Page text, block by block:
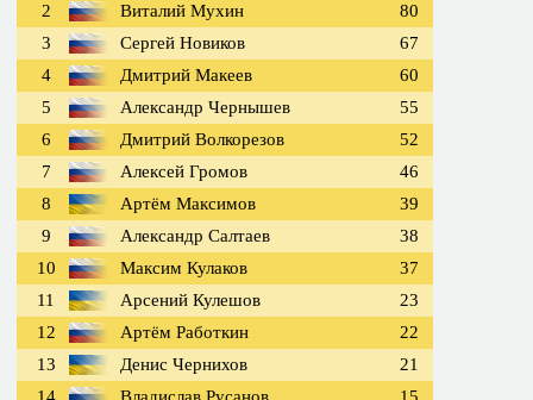
2
Виталий Мухин
80
3
Сергей Новиков
67
4
Дмитрий Макеев
60
5
Александр Чернышев
55
6
Дмитрий Волкорезов
52
7
Алексей Громов
46
8
Артём Максимов
39
9
Александр Салтаев
38
10
Максим Кулаков
37
11
Арсений Кулешов
23
12
Артём Работкин
22
13
Денис Чернихов
21